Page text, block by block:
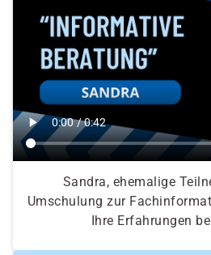
Sandra, ehemalige
Umschulung zur
Ihre Erfahrungen